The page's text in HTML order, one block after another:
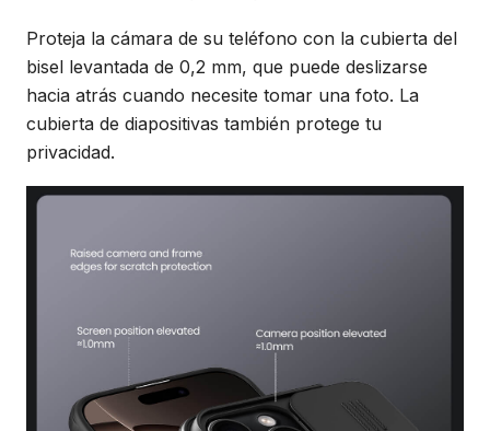
Proteja la cámara de su teléfono con la cubierta del
bisel levantada de 0,2 mm, que puede deslizarse
hacia atrás cuando necesite tomar una foto. La
cubierta de diapositivas también protege tu
privacidad.